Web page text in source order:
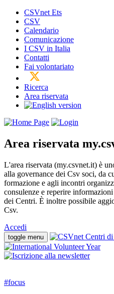
CSVnet Ets
CSV
Calendario
Comunicazione
I CSV in Italia
Contatti
Fai volontariato
Ricerca
Area riservata
Area riservata
L'area riservata (my.csvnet.it) è
alla governance dei Csv soci, da
formazione e agli incontri
consulenze e reperire
dei Centri. È inoltre possibile
Csv.
Accedi
toggle menu
#focus